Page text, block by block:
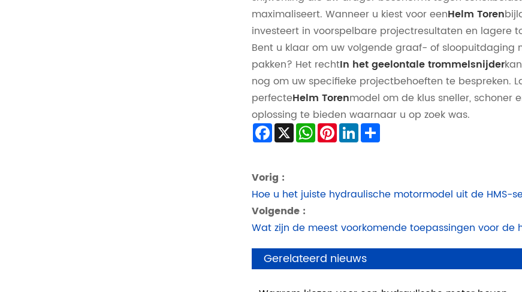
maximaliseert. Wanneer u kiest voor eenHelm Toren
investeert in voorspelbare projectresultaten en lagere
Bent u klaar om uw volgende graaf- of
pakken? Het rechtIn het geelontale trommelsnijder
nog om uw specifieke projectbehoeften te bespreken.
perfecteHelm Torenmodel om de klus sneller, schoner
oplossing te bieden waarnaar u op zoek was.
Facebook
X WhatsApp
Pinterest
LinkedIn
Vorig :
Hoe u het juiste hydraulische motormodel uit de
Volgende :
Wat zijn de meest voorkomende toepassingen voor
Gerelateerd nieuws